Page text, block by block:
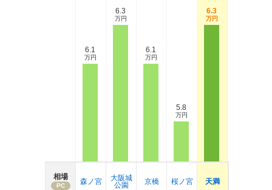
相場
PC
6.1
万円
森ノ宮
6.3
万円
大阪城
公園
6.1
万円
京橋
5.8
万円
桜ノ宮
6.3
万円
天満